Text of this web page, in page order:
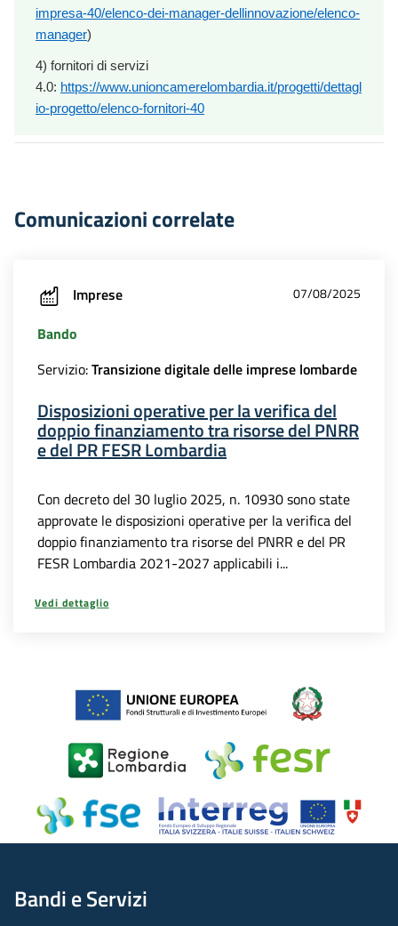
impresa-40/elenco-dei-manager-dellinnovazione/elenco-
manager)
4) fornitori di servizi
4.0: https://www.unioncamerelombardia.it/progetti/dettagl
io-progetto/elenco-fornitori-40
Comunicazioni correlate
Imprese 07/08/2025
Bando
Servizio:Transizione digitale delle imprese lombarde
Disposizioni operative per la verifica del
doppio finanziamento tra risorse del PNRR
e del PR FESR Lombardia
Con decreto del 30 luglio 2025, n. 10930 sono state
approvate le disposizioni operative per la verifica del
doppio finanziamento tra risorse del PNRR e del PR
FESR Lombardia 2021-2027 applicabili i...
Vedi dettaglio
Bandi e Servizi